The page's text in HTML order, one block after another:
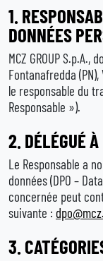
1.
DONNÉES
MCZ GROUP
Fontanafredda
le responsable du
Responsable »).
2. DÉLÉGUÉ
Le Responsable a
données (DPO –
concernée peut
suivante :
3.